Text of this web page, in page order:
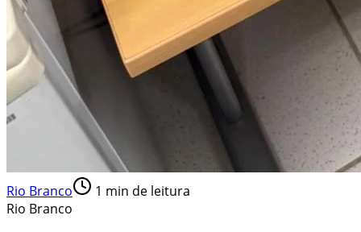
Rio Branco 1 min de leitura
Rio Branco